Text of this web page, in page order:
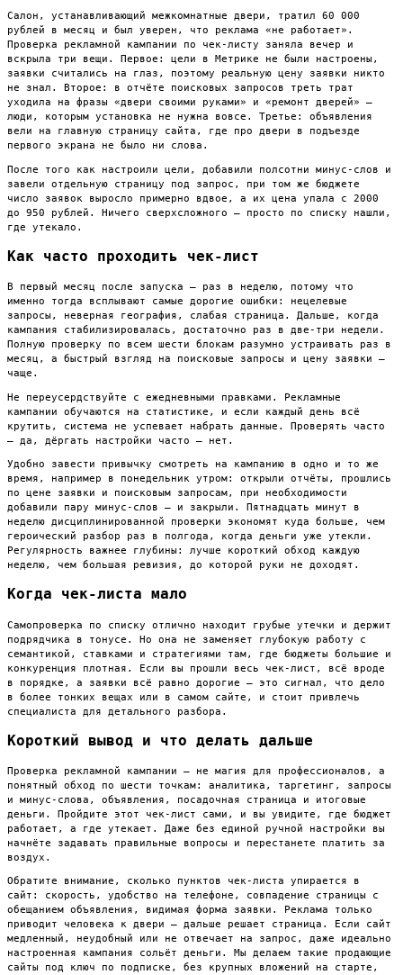
Салон, устанавливающий межкомнатные двери, тратил 60 000
рублей в месяц и был уверен, что реклама «не работает».
Проверка рекламной кампании по чек-листу заняла вечер и
вскрыла три вещи. Первое: цели в Метрике не были настроены,
заявки считались на глаз, поэтому реальную цену заявки никто
не знал. Второе: в отчёте поисковых запросов треть трат
уходила на фразы «двери своими руками» и «ремонт дверей» —
люди, которым установка не нужна вовсе. Третье: объявления
вели на главную страницу сайта, где про двери в подъезде
первого экрана не было ни слова.
После того как настроили цели, добавили полсотни минус-слов и
завели отдельную страницу под запрос, при том же бюджете
число заявок выросло примерно вдвое, а их цена упала с 2000
до 950 рублей. Ничего сверхсложного — просто по списку нашли,
где утекало.
Как часто проходить чек-лист
В первый месяц после запуска — раз в неделю, потому что
именно тогда всплывают самые дорогие ошибки: нецелевые
запросы, неверная география, слабая страница. Дальше, когда
кампания стабилизировалась, достаточно раз в две-три недели.
Полную проверку по всем шести блокам разумно устраивать раз в
месяц, а быстрый взгляд на поисковые запросы и цену заявки —
чаще.
Не переусердствуйте с ежедневными правками. Рекламные
кампании обучаются на статистике, и если каждый день всё
крутить, система не успевает набрать данные. Проверять часто
— да, дёргать настройки часто — нет.
Удобно завести привычку смотреть на кампанию в одно и то же
время, например в понедельник утром: открыли отчёты, прошлись
по цене заявки и поисковым запросам, при необходимости
добавили пару минус-слов — и закрыли. Пятнадцать минут в
неделю дисциплинированной проверки экономят куда больше, чем
героический разбор раз в полгода, когда деньги уже утекли.
Регулярность важнее глубины: лучше короткий обход каждую
неделю, чем большая ревизия, до которой руки не доходят.
Когда чек-листа мало
Самопроверка по списку отлично находит грубые утечки и держит
подрядчика в тонусе. Но она не заменяет глубокую работу с
семантикой, ставками и стратегиями там, где бюджеты большие и
конкуренция плотная. Если вы прошли весь чек-лист, всё вроде
в порядке, а заявки всё равно дорогие — это сигнал, что дело
в более тонких вещах или в самом сайте, и стоит привлечь
специалиста для детального разбора.
Короткий вывод и что делать дальше
Проверка рекламной кампании — не магия для профессионалов, а
понятный обход по шести точкам: аналитика, таргетинг, запросы
и минус-слова, объявления, посадочная страница и итоговые
деньги. Пройдите этот чек-лист сами, и вы увидите, где бюджет
работает, а где утекает. Даже без единой ручной настройки вы
начнёте задавать правильные вопросы и перестанете платить за
воздух.
Обратите внимание, сколько пунктов чек-листа упирается в
сайт: скорость, удобство на телефоне, совпадение страницы с
обещанием объявления, видимая форма заявки. Реклама только
приводит человека к двери — дальше решает страница. Если сайт
медленный, неудобный или не отвечает на запрос, даже идеально
настроенная кампания сольёт деньги. Мы делаем такие продающие
сайты под ключ по подписке, без крупных вложений на старте,